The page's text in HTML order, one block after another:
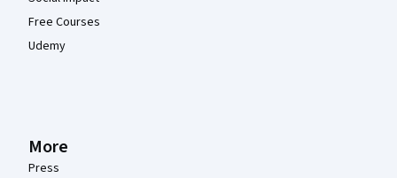
Free Courses
Udemy
More
Press